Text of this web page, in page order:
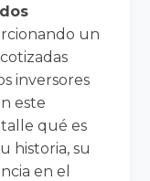
un
inversores
este
qué es
historia, su
en el